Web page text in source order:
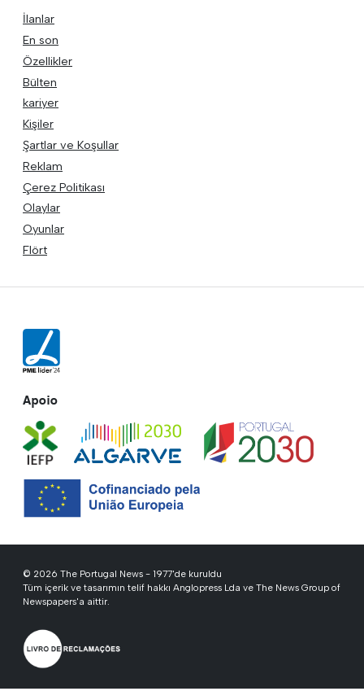
İlanlar
En son
Özellikler
Bülten
kariyer
Kişiler
Şartlar ve Koşullar
Reklam
Çerez Politikası
Olaylar
Oyunlar
Flört
Apoio
© 2026 The Portugal News - 1977'de kuruldu
Tüm içerik ve tasarımın telif hakkı Anglopress Lda ve The News Group of
Newspapers'a aittir.